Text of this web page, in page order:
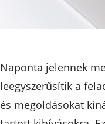
Naponta jelennek
leegyszerűsítik a
és megoldásokat